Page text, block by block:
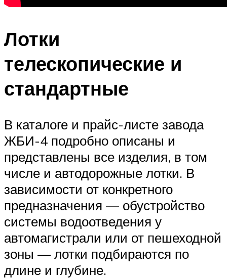
Лотки
телескопические и
стандартные
В каталоге и прайс-листе завода
ЖБИ-4 подробно описаны и
представлены все изделия, в том
числе и автодорожные лотки. В
зависимости от конкретного
предназначения — обустройство
системы водоотведения у
автомагистрали или от пешеходной
зоны — лотки подбираются по
длине и глубине.